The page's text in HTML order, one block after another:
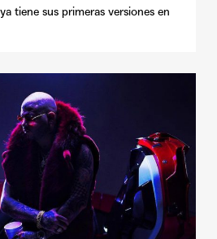
tiene sus primeras versiones en